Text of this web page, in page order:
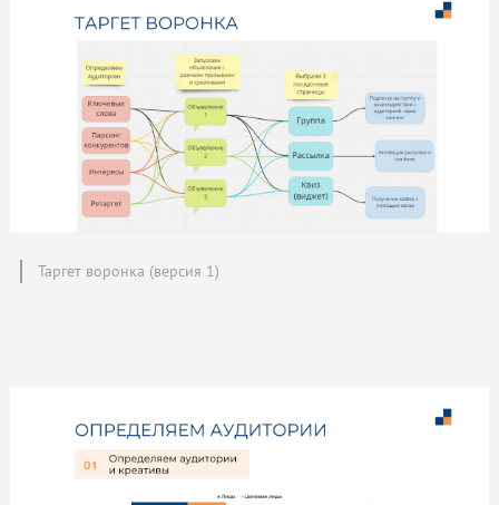
Таргет воронка (версия 1)